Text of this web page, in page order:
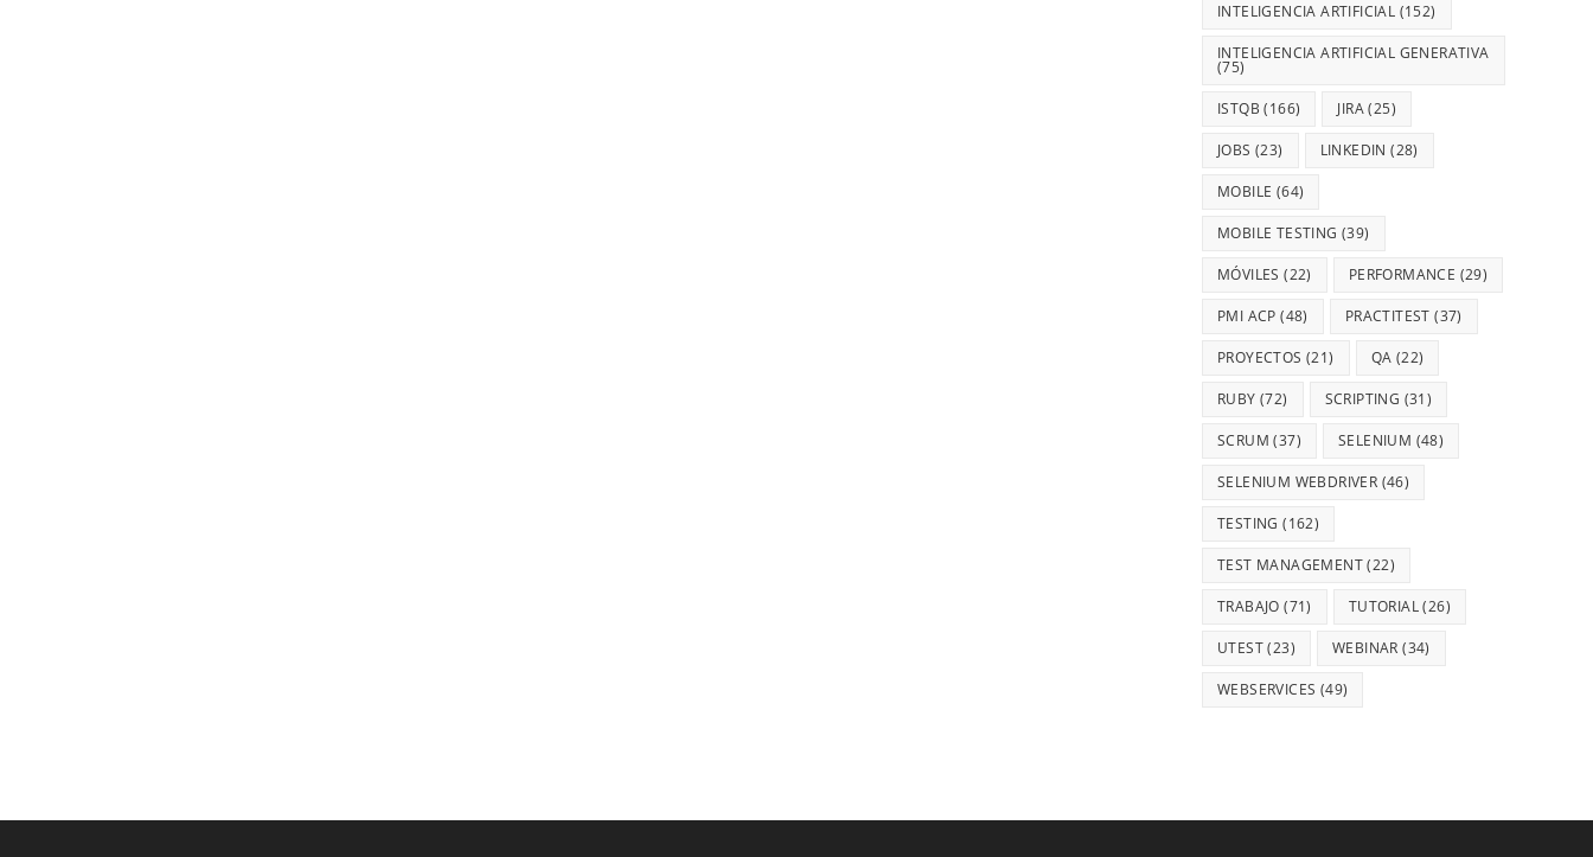
INTELIGENCIA ARTIFICIAL (152)
INTELIGENCIA ARTIFICIAL GENERATIVA
(75)
ISTQB (166) JIRA(25)
JOBS (23) LINKEDIN (28)
MOBILE (64)
MOBILE TESTING (39)
MÓVILES (22) PERFORMANCE (29)
PMI ACP (48) PRACTITEST (37)
PROYECTOS (21) QA (22)
RUBY (72) SCRIPTING (31)
SCRUM (37) SELENIUM (48)
SELENIUM WEBDRIVER (46)
TESTING (162)
TEST MANAGEMENT(22)
TRABAJO (71) TUTORIAL(26)
UTEST(23) WEBINAR (34)
WEBSERVICES (49)